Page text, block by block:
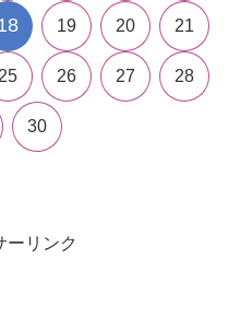
19 20 21
25 26 27 28
30
ーリンク